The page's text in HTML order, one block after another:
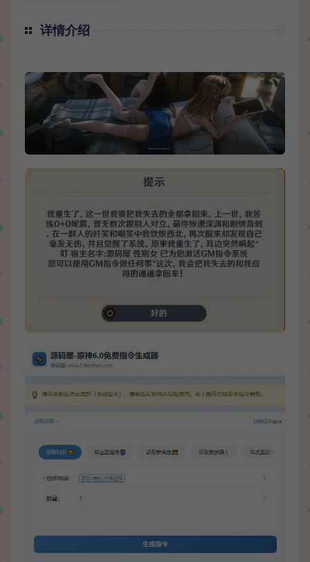
详情介绍